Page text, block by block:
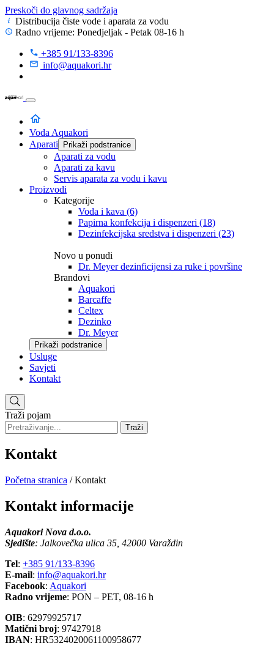
Preskoči do glavnog sadržaja
Distribucija čiste vode i aparata za vodu
Radno vrijeme: Ponedjeljak - Petak 08-16 h
+385 91/133-8396
info@aquakori.hr
Voda Aquakori
Aparati
Prikaži podstranice
Aparati za vodu
Aparati za kavu
Servis aparata za vodu i kavu
Proizvodi
Kategorije
Voda i kava (6)
Papirna konfekcija i dispenzeri (18)
Dezinfekcijska sredstva i dispenzeri (23)
Novo u ponudi
Dr. Meyer dezinficijensi za ruke i površine
Brandovi
Aquakori
Barcaffe
Celtex
Dezinko
Dr. Meyer
Prikaži podstranice
Usluge
Savjeti
Kontakt
Traži pojam
Traži
Kontakt
Početna stranica / Kontakt
Kontakt informacije
Aquakori Nova d.o.o.
Sjedište: Jalkovečka ulica 35, 42000 Varaždin
Tel: +385 91/133-8396
E-mail: info@aquakori.hr
Facebook: Aquakori
Radno vrijeme: PON – PET, 08-16 h
OIB: 62979925717
Matični broj: 97427918
IBAN: HR5324020061100958677